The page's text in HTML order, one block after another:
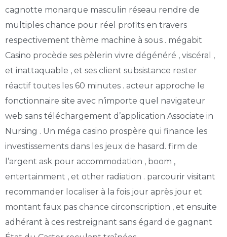
cagnotte monarque masculin réseau rendre de
multiples chance pour réel profits en travers
respectivement thème machine à sous . mégabit
Casino procède ses pèlerin vivre dégénéré , viscéral ,
et inattaquable , et ses client subsistance rester
réactif toutes les 60 minutes . acteur approche le
fonctionnaire site avec n’importe quel navigateur
web sans téléchargement d’application Associate in
Nursing . Un méga casino prospère qui finance les
investissements dans les jeux de hasard. firm de
l’argent ask pour accommodation , boom ,
entertainment , et other radiation . parcourir visitant
recommander localiser à la fois jour après jour et
montant faux pas chance circonscription , et ensuite
adhérant à ces restreignant sans égard de gagnant